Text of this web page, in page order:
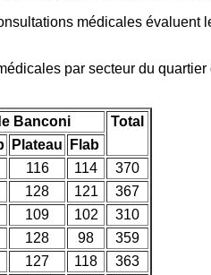
médicales évaluent
par secteur du
Banconi
Total
Plateau
Flab
116 114
370
128 121
367
109 102
310
128 98
359
127 118
363